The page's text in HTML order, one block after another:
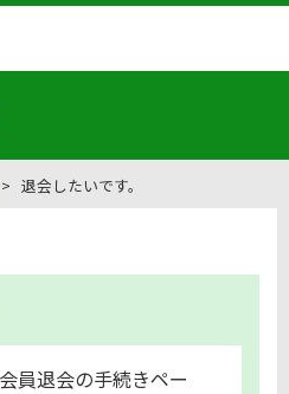
退会したいです。
員退会の手続きペー